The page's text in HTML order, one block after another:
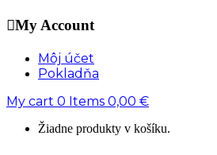
My Account
Môj účet
Pokladňa
My cart 0 Items 0,00 €
Žiadne produkty v košíku.